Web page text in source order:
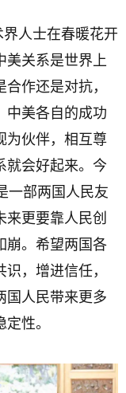
人士在春暖花开
美关系是世界上
作还是对抗，
中美各自的成功
为伙伴，相互尊
就会好起来。今
一部两国人民友
更要靠人民创
崩。希望两国各
，增进信任，
国人民带来更多
性。